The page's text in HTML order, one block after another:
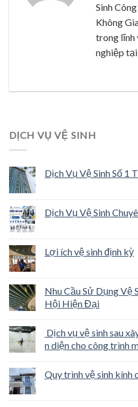
Sinh
Không
trong lĩnh
nghiệp tại
DỊCH VỤ VỆ SINH
Dịch Vụ Vệ Sinh Số 1
Dịch Vụ Vệ Sinh
Lợi ích vệ sinh định kỳ
Nhu Cầu Sử Dụng Vệ
Hội Hiện Đại
Dịch vụ vệ sinh sau
n diện cho công trình
Quy trình vệ sinh kính